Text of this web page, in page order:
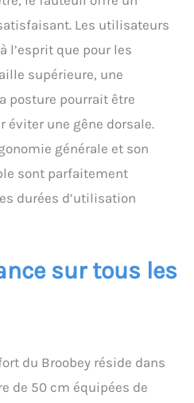
En un tour de main, le
fauteuil roulant peut
être transformé en un
autre et est donc
l'incarnation du design
convivial. 【Pneus de
protection anti-
crevaison】 Les roues
arrière de 50 cm
résistantes à l'usure
disposent d'une
antidérapantes. Vous
pouvez facilement
de main ondulé est
lisse et ne gratte pas
vos mains, ce qui vous
Les utilisateurs
l’esprit que pour les
supérieure, une
posture pourrait être
éviter une gêne dorsale.
générale et son
sont parfaitement
durées d’utilisation
sur tous les
du Broobey réside dans
de 50 cm équipées de